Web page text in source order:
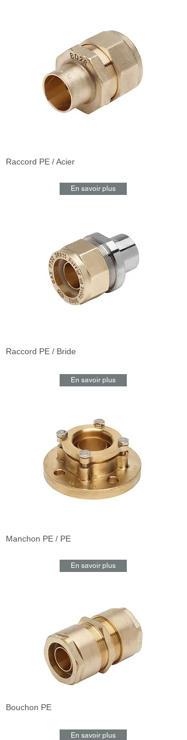
Raccord PE / Acier
En savoir plus
Raccord PE / Bride
En savoir plus
Manchon PE / PE
En savoir plus
Bouchon PE
En savoir plus